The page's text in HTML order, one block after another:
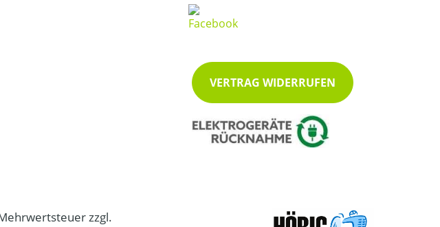
VERTRAG WIDERRUFEN
zzgl.